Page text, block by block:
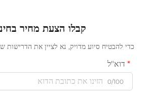
קבלו הצעת מחיר
כדי להבטיח סיוע מדויק, נא לציין את
דוא"ל
0/100